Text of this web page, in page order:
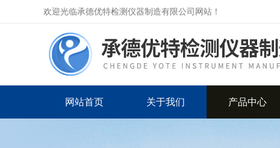
欢迎光临承德优特检测仪器制造有限公司网站！
网站首页 关于我们 产品中心